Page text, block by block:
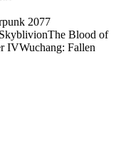
2077
SkyblivionThe Blood of
IVWuchang: Fallen